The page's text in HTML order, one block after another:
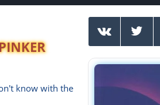
know with the